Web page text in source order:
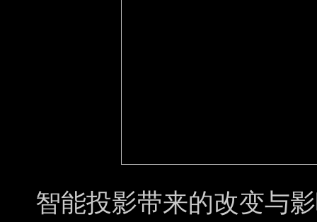
智能投影带来的改变与